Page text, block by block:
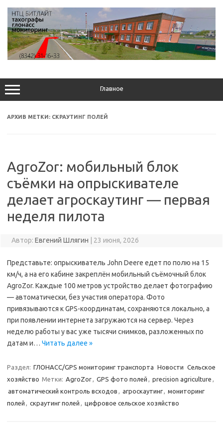
содержимому
Главное
АРХИВ МЕТКИ: СКРАУТИНГ ПОЛЕЙ
AgroZor: мобильный блок
съёмки на опрыскивателе
делает агроскаутинг — первая
неделя пилота
Автор: Евгений Шлягин 23 июня, 2026
Представьте: опрыскиватель John Deere едет по полю на 15
км/ч, а на его кабине закреплён мобильный съёмочный блок
AgroZor. Каждые 100 метров устройство делает фотографию
— автоматически, без участия оператора. Фото
привязываются к GPS-координатам, сохраняются локально, а
при появлении интернета загружаются на сервер. Через
неделю работы у вас уже тысячи снимков, разложенных по
датам и… Читать далее »
Раздел: ГЛОНАСС/GPS мониторинг транспорта Новости Сельское
хозяйство Метки: AgroZor, GPS фото полей , precision agriculture ,
автоматический контроль всходов , агроскаутинг, мониторинг
полей , скраутинг полей , цифровое сельское хозяйство